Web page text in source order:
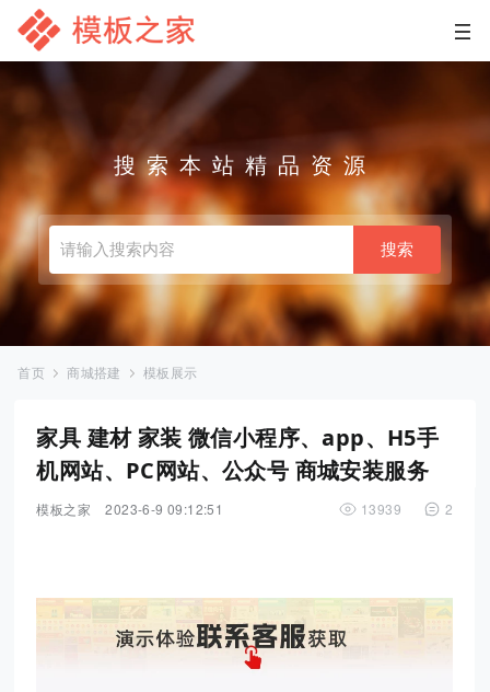
搜索本站精品资源
搜索
首页
›
商城搭建
›
模板展示
家具 建材 家装 微信小程序、app、H5手
机网站、PC网站、公众号 商城安装服务
模板之家 2023-6-9 09:12:51 13939 2